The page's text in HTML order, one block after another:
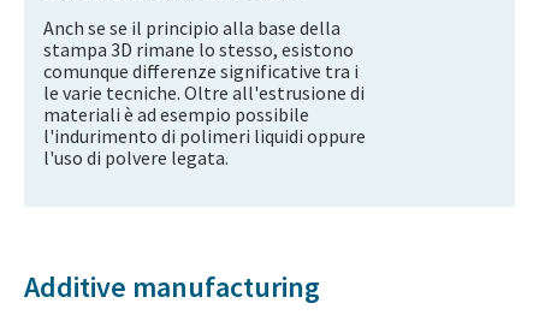
Anch se se il principio alla base della
stampa 3D rimane lo stesso, esistono
comunque differenze significative tra i
le varie tecniche. Oltre all'estrusione di
materiali è ad esempio possibile
l'indurimento di polimeri liquidi oppure
l'uso di polvere legata.
Additive manufacturing